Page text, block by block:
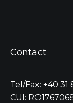
Contact
Tel/Fax: +40
CUI: